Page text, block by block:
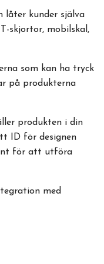
låter kunder själva
skjortor, mobilskal,
som kan ha tryck
på produkterna
produkten i din
ID för designen
för att utföra
med